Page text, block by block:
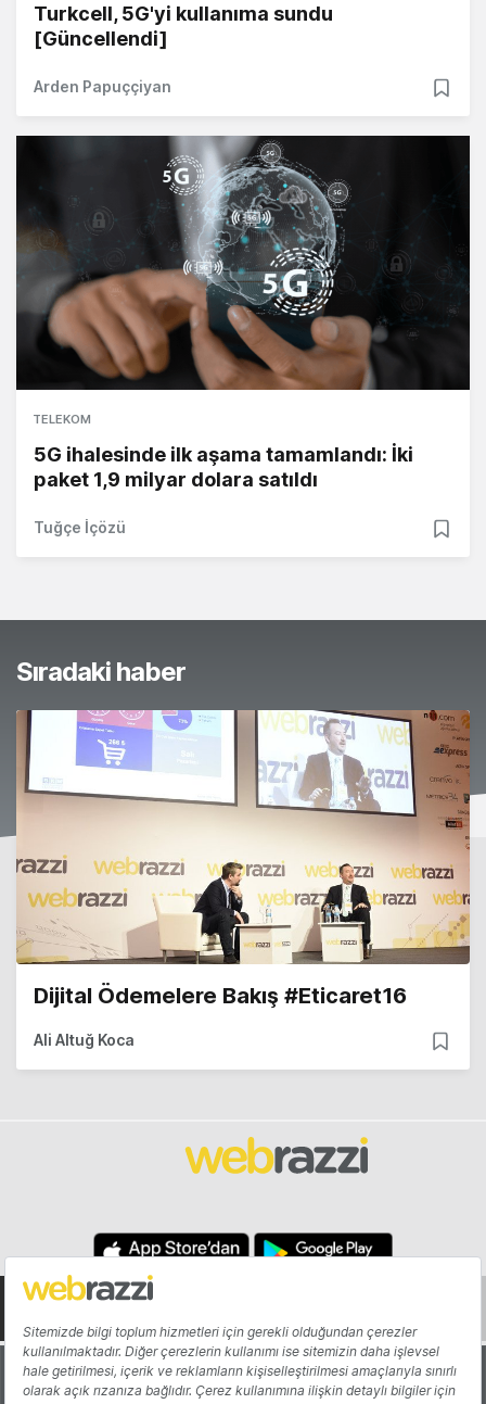
Turkcell, 5G'yi kullanıma sundu
[Güncellendi]
Arden Papuççiyan
TELEKOM
5G ihalesinde ilk aşama tamamlandı: İki
paket 1,9 milyar dolara satıldı
Tuğçe İçözü
Sıradaki haber
Dijital Ödemelere Bakış #Eticaret16
Ali Altuğ Koca
Hakkında Yazarlar